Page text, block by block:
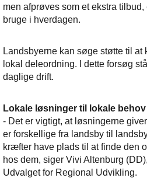
men afprøves som et ekstra
bruge i hverdagen.
Landsbyerne kan søge støtte til at
lokal deleordning. I dette forsøg
daglige drift.
Lokale løsninger til lokale behov
- Det er vigtigt, at løsningerne
er forskellige fra landsby til
kræfter have plads til at finde den
hos dem, siger Vivi Altenburg
Udvalget for Regional Udvikling.